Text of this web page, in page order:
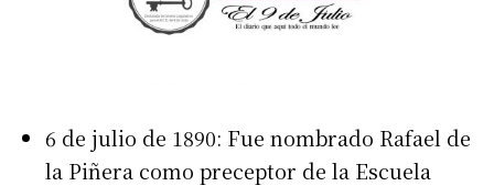
6 de julio de 1890: Fue nombrado Rafael de
la Piñera como preceptor de la Escuela